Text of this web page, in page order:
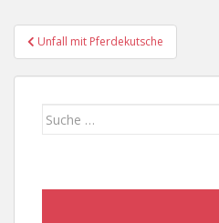
Beitragsnavigation
Unfall mit Pferdekutsche
Suche